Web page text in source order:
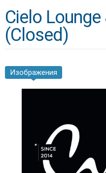
Cielo
(Closed)
Изображения